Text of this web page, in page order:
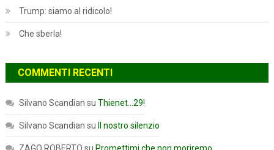
Trump: siamo al ridicolo!
Che sberla!
COMMENTI RECENTI
Silvano Scandian su Thienet…29!
Silvano Scandian su Il nostro silenzio